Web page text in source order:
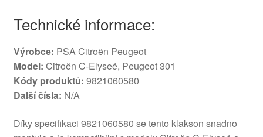
Technické informace:
Výrobce: PSA Citroën Peugeot
Model: Citroën C-Elyseé, Peugeot 301
Kódy produktů: 9821060580
Další čísla: N/A
Díky specifikaci 9821060580 se tento klakson snadno